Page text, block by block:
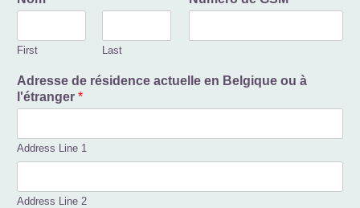
First Last
Adresse de résidence actuelle en Belgique ou à
l'étranger *
Address Line 1
Address Line 2